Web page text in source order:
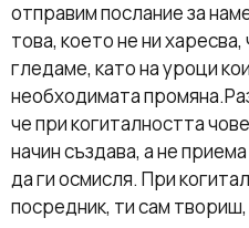
отправим послание за
това, което не ни
гледаме, като на уроци
необходимата
че при когиталността
начин създава, а не
да ги осмисля. При
посредник, ти сам